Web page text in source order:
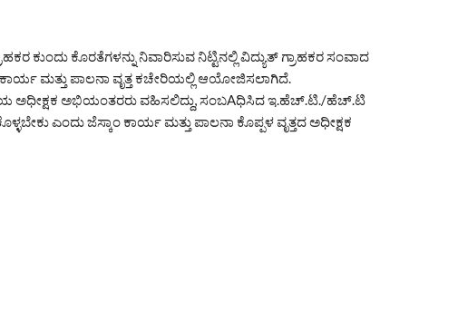
ಕುಂದು ಕೊರತೆಗಳನ್ನು ನಿವಾರಿಸುವ ನಿಟ್ಟಿನಲ್ಲಿ ವಿದ್ಯುತ್ ಗ್ರಾಹಕರ ಸಂವಾದ
ಮತ್ತು ಪಾಲನಾ ವೃತ್ತ ಕಚೇರಿಯಲ್ಲಿ ಆಯೋಜಿಸಲಾಗಿದೆ.
ಅಧೀಕ್ಷಕ ಅಭಿಯಂತರರು ವಹಿಸಲಿದ್ದು, ಸಂಬAಧಿಸಿದ ಇ.ಹೆಚ್.ಟಿ./ಹೆಚ್.ಟಿ
ಎಂದು ಜೆಸ್ಕಾಂ ಕಾರ್ಯ ಮತ್ತು ಪಾಲನಾ ಕೊಪ್ಪಳ ವೃತ್ತದ ಅಧೀಕ್ಷಕ